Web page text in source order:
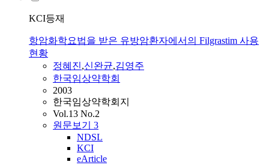
KCI등재
항암화학요법을 받은 유방암환자에서의 Filgrastim 사용
현황
정혜진,신완균,김영주
한국임상약학회
2003
한국임상약학회지
Vol.13 No.2
원문보기 3
NDSL
KCI
eArticle